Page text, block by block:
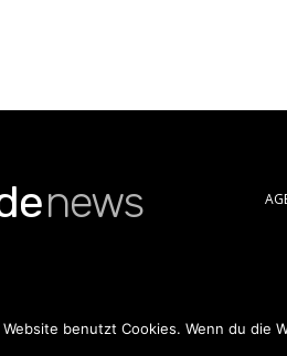
news
Website benutzt Cookies. Wenn du die